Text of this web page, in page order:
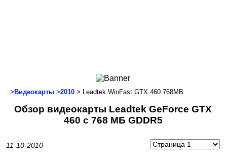
Смартфоны
Коммуникации
Автоэлектроника
::> Видеокарты >2010 > Leadtek WinFast GTX 460 768MB
Обзор видеокарты Leadtek GeForce GTX
460 с 768 МБ GDDR5
11-10-2010